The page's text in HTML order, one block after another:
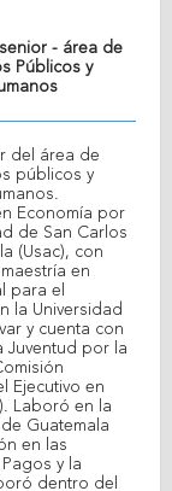
- área de
Públicos y
del área de
públicos y
Economía por
de San Carlos
(Usac), con
en
para el
la Universidad
y cuenta con
Juventud por la
Ejecutivo en
Laboró en la
Guatemala
en las
y la
dentro del